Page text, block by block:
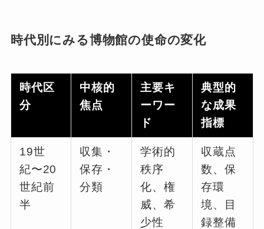
時代別にみる博物館の使命の変化
時代区
分
中核的
焦点
主要キ
ーワー
ド
典型的
な成果
指標
19世
紀〜20
世紀前
半
収集・
保存・
分類
学術的
秩序
化、権
威、希
少性
収蔵点
数、保
存環
境、目
録整備